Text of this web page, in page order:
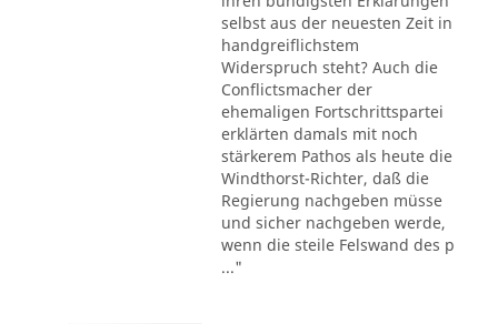
selbst aus der neuesten Zeit in
handgreiflichstem
Widerspruch steht? Auch die
Conflictsmacher der
ehemaligen Fortschrittspartei
erklärten damals mit noch
stärkerem Pathos als heute die
Windthorst-Richter, daß die
Regierung nachgeben müsse
und sicher nachgeben werde,
wenn die steile Felswand des p
..."